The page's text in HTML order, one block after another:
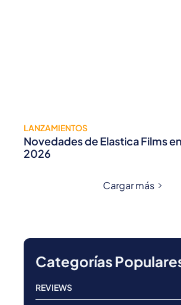
LANZAMIENTOS
Novedades de Elastica Films
2026
Cargar más
Categorías
REVIEWS